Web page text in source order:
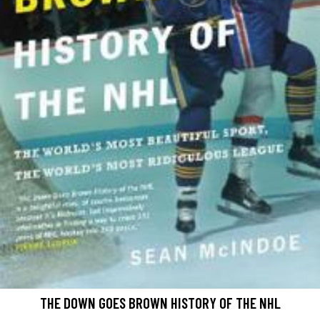
THE DOWN GOES BROWN HISTORY OF THE NHL